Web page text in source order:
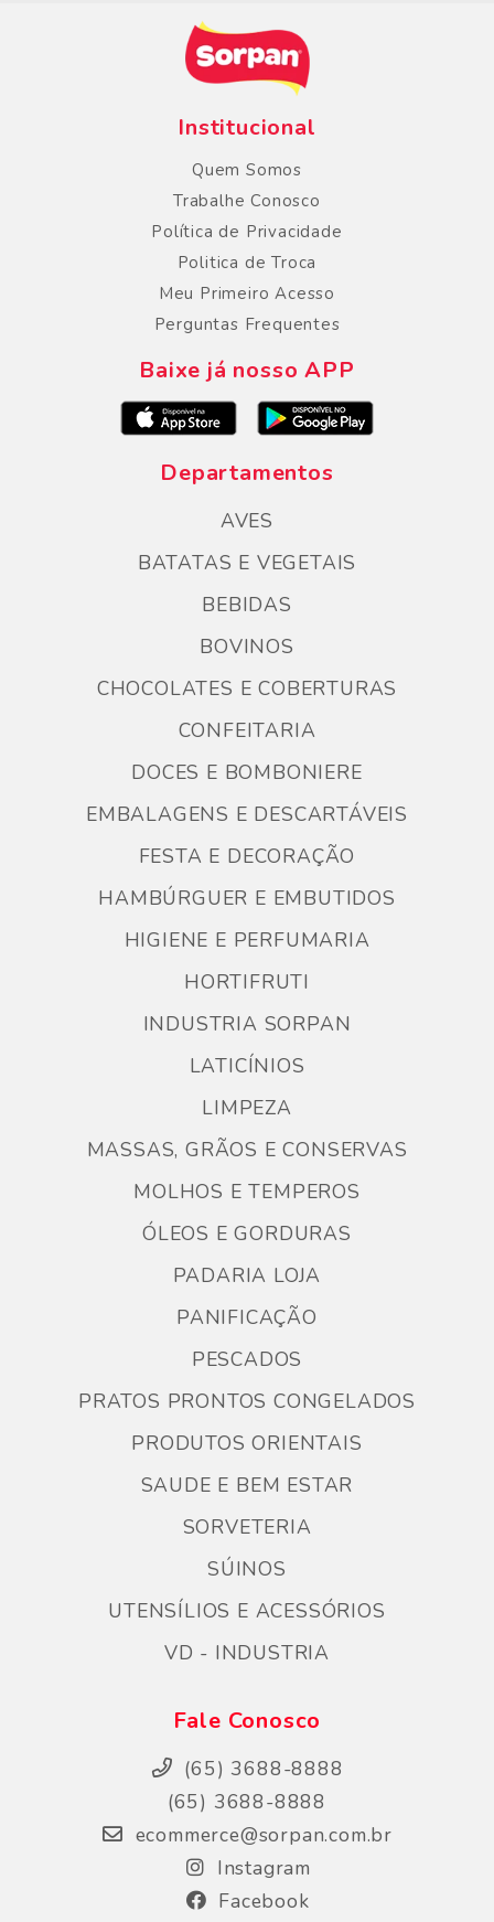
Institucional
Quem Somos
Trabalhe Conosco
Política de Privacidade
Politica de Troca
Meu Primeiro Acesso
Perguntas Frequentes
Baixe já nosso APP
Departamentos
AVES
BATATAS E VEGETAIS
BEBIDAS
BOVINOS
CHOCOLATES E COBERTURAS
CONFEITARIA
DOCES E BOMBONIERE
EMBALAGENS E DESCARTÁVEIS
FESTA E DECORAÇÃO
HAMBÚRGUER E EMBUTIDOS
HIGIENE E PERFUMARIA
HORTIFRUTI
INDUSTRIA SORPAN
LATICÍNIOS
LIMPEZA
MASSAS, GRÃOS E CONSERVAS
MOLHOS E TEMPEROS
ÓLEOS E GORDURAS
PADARIA LOJA
PANIFICAÇÃO
PESCADOS
PRATOS PRONTOS CONGELADOS
PRODUTOS ORIENTAIS
SAUDE E BEM ESTAR
SORVETERIA
SÚINOS
UTENSÍLIOS E ACESSÓRIOS
VD - INDUSTRIA
Fale Conosco
(65) 3688-8888
(65) 3688-8888
ecommerce@sorpan.com.br
Instagram
Facebook